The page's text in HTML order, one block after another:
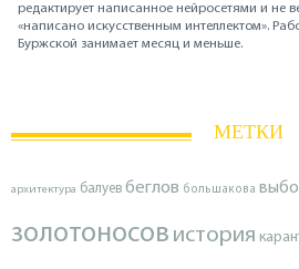
редактирует написанное нейросетями и не
«написано искусственным интеллектом».
Буржской занимает месяц и меньше.
МЕТКИ
архитектура балуев беглов большакова
золотоносов история